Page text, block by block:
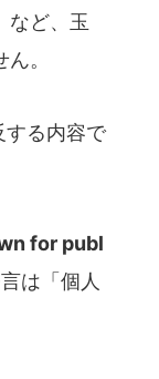
など、玉
。
る内容で
for publ
は「個人